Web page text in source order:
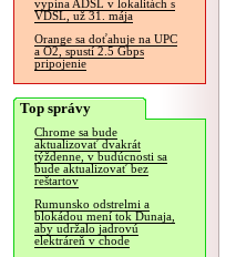
vypína ADSL v lokalitách s
VDSL, už 31. mája
Orange sa doťahuje na UPC
a O2, spustí 2.5 Gbps
pripojenie
Top správy
Chrome sa bude
aktualizovať dvakrát
týždenne, v budúcnosti sa
bude aktualizovať bez
reštartov
Rumunsko odstrelmi a
blokádou mení tok Dunaja,
aby udržalo jadrovú
elektráreň v chode